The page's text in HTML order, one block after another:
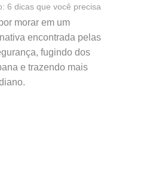
6 dicas que você precisa
morar em um
encontrada pelas
fugindo dos
e trazendo mais